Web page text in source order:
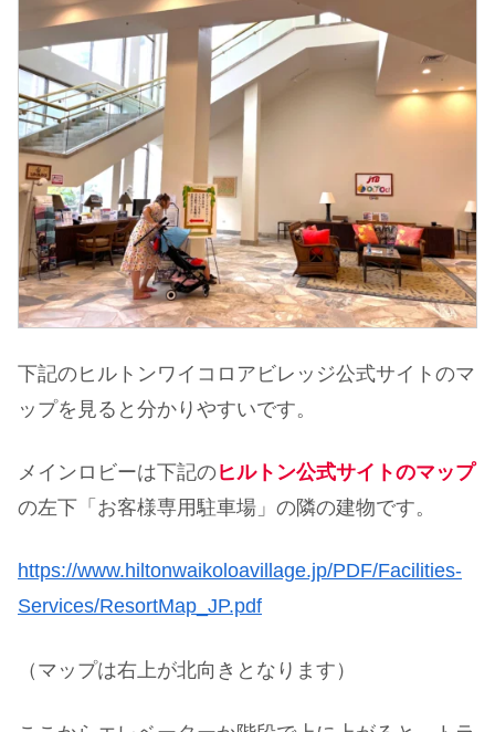
下記のヒルトンワイコロアビレッジ公式サイトのマ
ップを見ると分かりやすいです。
メインロビーは下記のヒルトン公式サイトのマップ
の左下「お客様専用駐車場」の隣の建物です。
https://www.hiltonwaikoloavillage.jp/PDF/Facilities-
Services/ResortMap_JP.pdf
（マップは右上が北向きとなります）